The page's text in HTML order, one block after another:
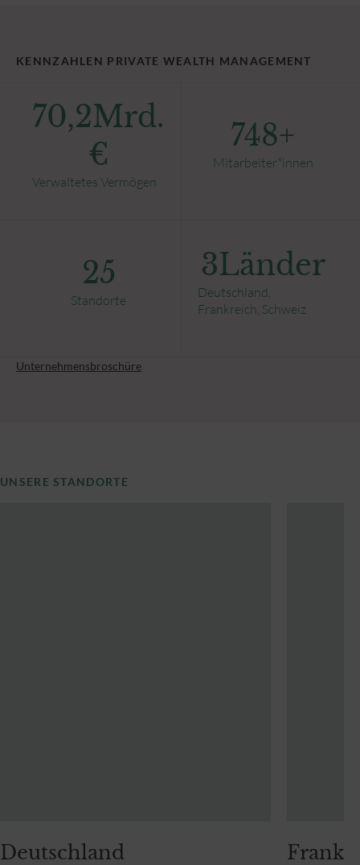
KENNZAHLEN PRIVATE WEALTH MANAGEMENT
70,2Mrd.
€
Verwaltetes Vermögen
748+
Mitarbeiter*innen
25
Standorte
3Länder
Deutschland,
Frankreich, Schweiz
Unternehmensbroschüre
UNSERE STANDORTE
Deutschland